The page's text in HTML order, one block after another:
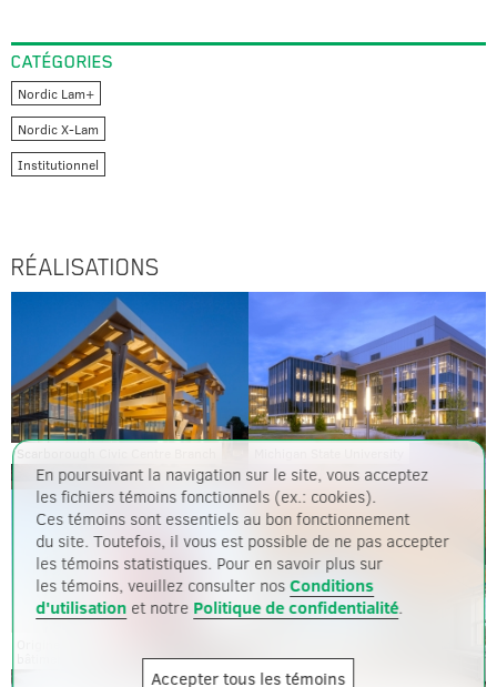
CATÉGORIES
Nordic Lam+
Nordic X-Lam
Institutionnel
RÉALISATIONS
bâtiment de 13 étages
En poursuivant la navigation sur le site, vous acceptez
les fichiers témoins fonctionnels (ex.: cookies).
Ces témoins sont essentiels au bon fonctionnement
du site. Toutefois, il vous est possible de ne pas accepter
les témoins statistiques. Pour en savoir plus sur
les témoins, veuillez consulter nosConditions
d'utilisation et notre Politique de confidentialité.
Accepter tous les témoins